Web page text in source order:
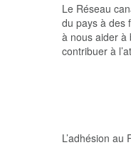
Le Réseau
du pays à des
à nous aider à
contribuer à
L’adhésion